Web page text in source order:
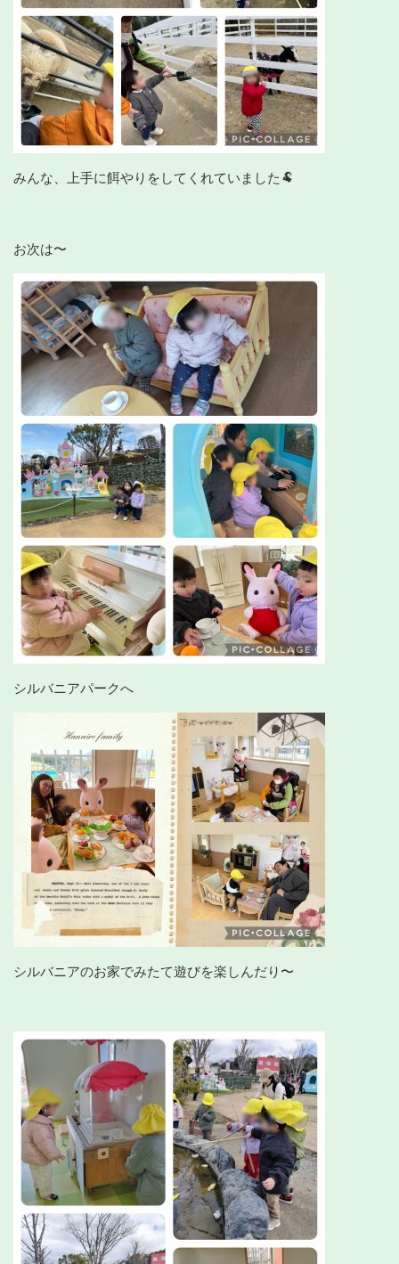
みんな、上手に餌やりをしてくれていました🐏
お次は〜
シルバニアパークへ
シルバニアのお家でみたて遊びを楽しんだり〜